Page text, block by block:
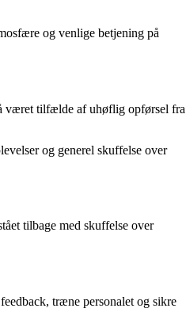
og venlige betjening på
været tilfælde af uhøflig opførsel fra
og generel skuffelse over
tilbage med skuffelse over
træne personalet og sikre